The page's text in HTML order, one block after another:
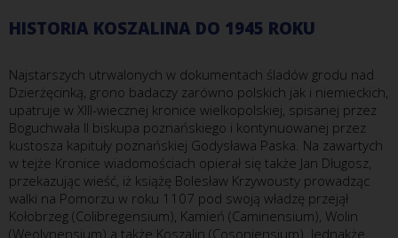
HISTORIA KOSZALINA DO 1945 ROKU
Najstarszych utrwalonych w dokumentach śladów grodu nad
Dzierżęcinką, grono badaczy zarówno polskich jak i niemieckich,
upatruje w XIII-wiecznej kronice wielkopolskiej, spisanej przez
Boguchwała II biskupa poznańskiego i kontynuowanej przez
kustosza kapituły poznańskiej Godysława Paska. Na zawartych
w tejże Kronice wiadomościach opierał się także Jan Długosz,
przekazując wieść, iż książę Bolesław Krzywousty prowadząc
walki na Pomorzu w roku 1107 pod swoją władzę przejął
Kołobrzeg (Colibregensium), Kamień (Caminensium), Wolin
(Weolynensium) a także Koszalin (Cosoniensium). Jednakże